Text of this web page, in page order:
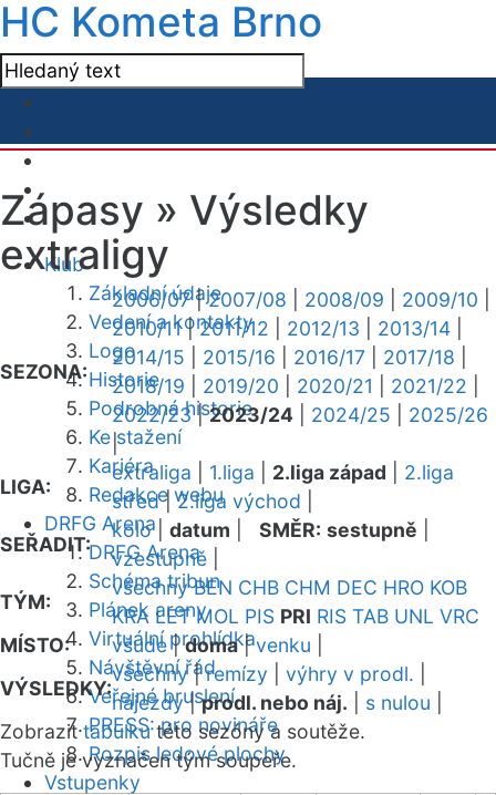
HC Kometa Brno
Klub
Základní údaje
Vedení a kontakty
Logo
Historie
Podrobná historie
Ke stažení
Kariéra
Redakce webu
DRFG Arena
DRFG Arena
Schéma tribun
Plánek areny
Virtuální prohlídka
Návštěvní řád
Veřejné bruslení
PRESS: pro novináře
Rozpis ledové plochy
Vstupenky
Zápasy » Výsledky
extraligy
SEZONA:
2006/07|2007/08 2008/09 2009/10
2010/11|2011/12 2012/13 2013/14
2014/15
2015/16 2016/17 2017/18
2018/19
2019/20 2020/21 2021/22
2022/23|2023/24 2024/25
2025/26
|
LIGA:
extraliga 1.liga 2.liga západ
2.liga
střed|2.liga východ
SEŘADIT:
kolo| datum SMĚR: sestupně
vzestupně
TÝM:
všechny BEN CHB CHM DEC HRO KOB
KRA LET MOL PIS PRI RIS TAB UNL VRC
MÍSTO:
všude|doma|venku
VÝSLEDKY:
všechny|remízy výhry v prodl.
nájezdy|prodl. nebo náj. s nulou
Zobrazittabulkutéto sezóny a soutěže.
Tučně je vyznačen tým soupeře.